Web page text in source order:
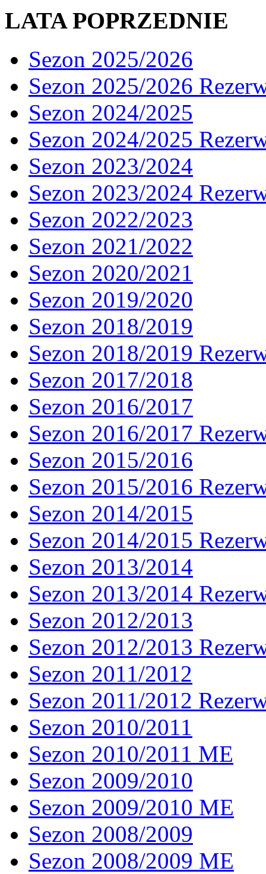
LATA POPRZEDNIE
Sezon 2025/2026
Sezon 2025/2026
Sezon 2024/2025
Sezon 2024/2025
Sezon 2023/2024
Sezon 2023/2024
Sezon 2022/2023
Sezon 2021/2022
Sezon 2020/2021
Sezon 2019/2020
Sezon 2018/2019
Sezon 2018/2019
Sezon 2017/2018
Sezon 2016/2017
Sezon 2016/2017
Sezon 2015/2016
Sezon 2015/2016
Sezon 2014/2015
Sezon 2014/2015
Sezon 2013/2014
Sezon 2013/2014
Sezon 2012/2013
Sezon 2012/2013
Sezon 2011/2012
Sezon 2011/2012
Sezon 2010/2011
Sezon 2010/2011 ME
Sezon 2009/2010
Sezon 2009/2010 ME
Sezon 2008/2009
Sezon 2008/2009 ME